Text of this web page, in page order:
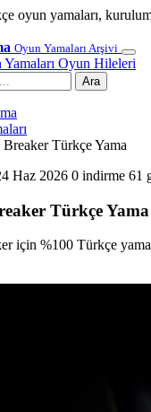
oyun yamaları,
Oyun Yamaları Arşivi
Oyun Hileleri
Ara
Türkçe Yama
Haz 2026 0 indirme 61
Türkçe Yama
için %100 Türkçe yama